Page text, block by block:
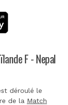
F - Nepal
déroulé le
de la Match